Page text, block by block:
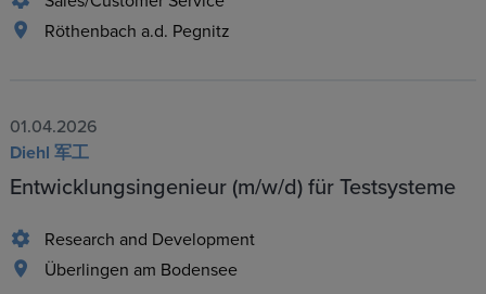
Röthenbach a.d. Pegnitz
01.04.2026
Diehl 军工
Entwicklungsingenieur (m/w/d) für Testsysteme
Research and Development
Überlingen am Bodensee